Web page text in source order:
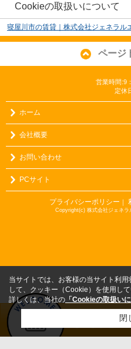
Cookieの取扱いについて
寝屋川市の賃貸｜株式会社ジェネラル
ページ
営業時間:9
定休
ホーム
会社概要
お問い合わせ
PCサイト
プライバシーポリシー ｜
Copyright(c) 株式会社ジェネラ
当サイトでは、お客様の当サイト利
して、クッキー（Cookie）を使用して
詳しくは、当社の 「Cookieの取扱い
閉